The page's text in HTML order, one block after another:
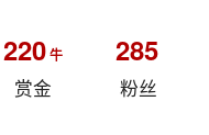
220牛
赏金
285
粉丝